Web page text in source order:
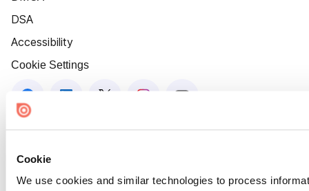
Cookie
We use cookies and similar technologies to process
DSA
Accessibility
Cookie Settings